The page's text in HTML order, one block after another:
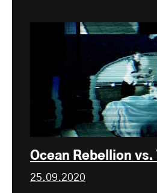
Ocean Rebellion vs.
25.09.2020